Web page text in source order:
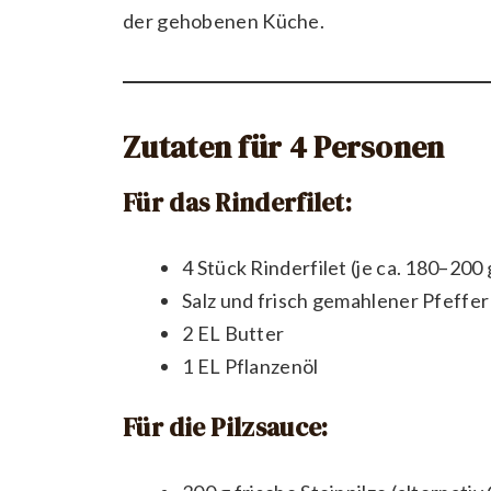
der gehobenen Küche.
Zutaten für 4 Personen
Für das Rinderfilet:
4 Stück Rinderfilet (je ca. 180–200
Salz und frisch gemahlener Pfeffer
2 EL Butter
1 EL Pflanzenöl
Für die Pilzsauce: